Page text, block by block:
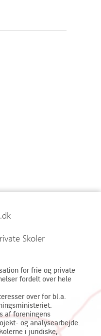
Skoler
for frie og private
fordelt over hele
over for bl.a.
af foreningens
og analysearbejde.
i juridiske,